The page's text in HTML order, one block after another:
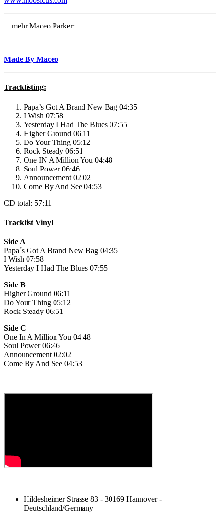
…mehr Maceo Parker:
Made By Maceo
Tracklisting:
Papa’s Got A Brand New Bag 04:35
I Wish 07:58
Yesterday I Had The Blues 07:55
Higher Ground 06:11
Do Your Thing 05:12
Rock Steady 06:51
One IN A Million You 04:48
Soul Power 06:46
Announcement 02:02
Come By And See 04:53
CD total: 57:11
Tracklist Vinyl
Side A
Papa´s Got A Brand New Bag 04:35
I Wish 07:58
Yesterday I Had The Blues 07:55
Side B
Higher Ground 06:11
Do Your Thing 05:12
Rock Steady 06:51
Side C
One In A Million You 04:48
Soul Power 06:46
Announcement 02:02
Come By And See 04:53
Hildesheimer Strasse 83 - 30169 Hannover -
Deutschland/Germany